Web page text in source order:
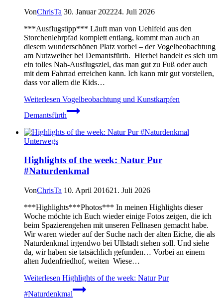
VonChrisTa 30. Januar 202224. Juli 2026
***Ausflugstipp*** Läuft man von Uehlfeld aus den
Storchenlehrpfad komplett entlang, kommt man auch an
diesem wunderschönen Platz vorbei – der Vogelbeobachtung
am Nutzweiher bei Demantsfürth. Hierbei handelt es sich um
ein tolles Nah-Ausflugsziel, das man gut zu Fuß oder auch
mit dem Fahrrad erreichen kann. Ich kann mir gut vorstellen,
dass vor allem die Kids…
Weiterlesen Vogelbeobachtung und Kunstkarpfen
Demantsfürth
Unterwegs
Highlights of the week: Natur Pur
#Naturdenkmal
VonChrisTa 10. April 201621. Juli 2026
***Highlights***Photos*** In meinen Highlights dieser
Woche möchte ich Euch wieder einige Fotos zeigen, die ich
beim Spazierengehen mit unseren Fellnasen gemacht habe.
Wir waren wieder auf der Suche nach der alten Eiche, die als
Naturdenkmal irgendwo bei Ullstadt stehen soll. Und siehe
da, wir haben sie tatsächlich gefunden… Vorbei an einem
alten Judenfriedhof, weiten Wiese…
Weiterlesen Highlights of the week: Natur Pur
#Naturdenkmal